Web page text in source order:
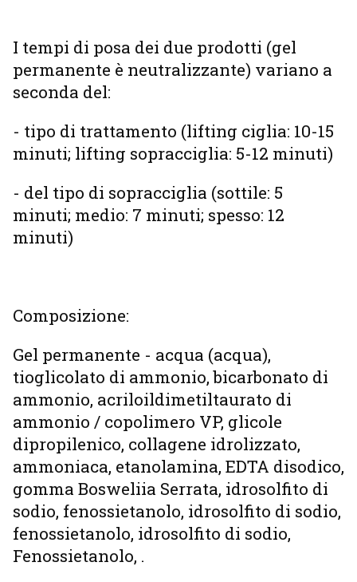
I tempi di posa dei due prodotti (gel
permanente è neutralizzante) variano a
seconda del:
- tipo di trattamento (lifting ciglia: 10-15
minuti; lifting sopracciglia: 5-12 minuti)
- del tipo di sopracciglia (sottile: 5
minuti; medio: 7 minuti; spesso: 12
minuti)
Composizione:
Gel permanente - acqua (acqua),
tioglicolato di ammonio, bicarbonato di
ammonio, acriloildimetiltaurato di
ammonio / copolimero VP, glicole
dipropilenico, collagene idrolizzato,
ammoniaca, etanolamina, EDTA disodico,
gomma Bosweliia Serrata, idrosolfito di
sodio, fenossietanolo, idrosolfito di sodio,
fenossietanolo, idrosolfito di sodio,
Fenossietanolo, .